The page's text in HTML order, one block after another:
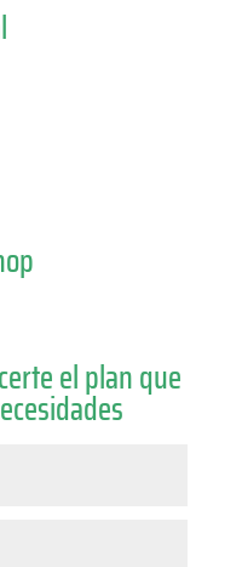
el plan que